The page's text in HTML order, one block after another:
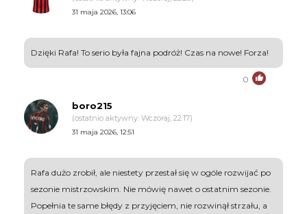
31 maja 2026, 13:06
Dzięki Rafa! To serio była fajna podróż! Czas na nowe! Forza!
0
boro215
(ostatnio aktywny: Wczoraj, 22:17)
31 maja 2026, 12:51
Rafa dużo zrobił, ale niestety przestał się w ogóle rozwijać po
sezonie mistrzowskim. Nie mówię nawet o ostatnim sezonie.
Popełnia te same błędy z przyjęciem, nie rozwinął strzału, a